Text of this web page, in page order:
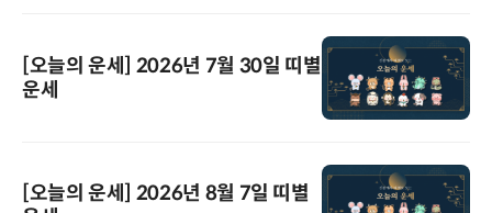
[오늘의 운세] 2026년 7월 30일 띠별
운세
[오늘의 운세] 2026년 8월 7일 띠별